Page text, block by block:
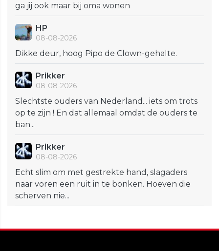
ga jij ook maar bij oma wonen
HP
08-08-2026
Dikke deur, hoog Pipo de Clown-gehalte.
Prikker
08-08-2026
Slechtste ouders van Nederland... iets om trots
op te zijn ! En dat allemaal omdat de ouders te
ban...
Prikker
08-08-2026
Echt slim om met gestrekte hand, slagaders
naar voren een ruit in te bonken. Hoeven die
scherven nie...